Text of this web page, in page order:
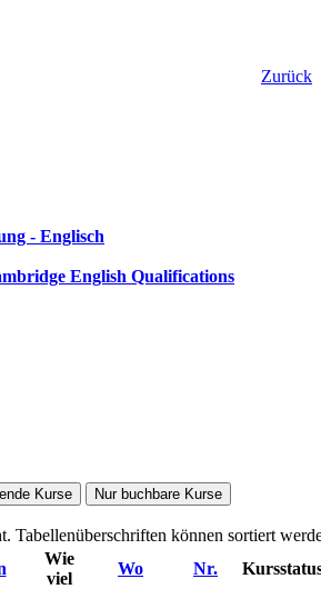
Zurück
- Englisch
English Qualifications
Kurse Nur buchbare Kurse
Tabellenüberschriften können sortiert
Wie
viel
Wo Nr.